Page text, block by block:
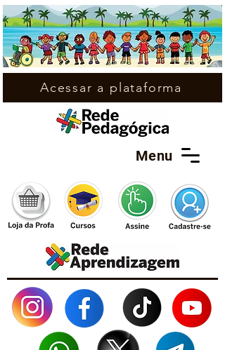
Menu
Acessar a plataforma